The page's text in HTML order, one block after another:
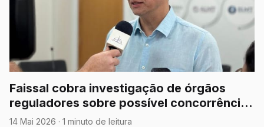
Faissal cobra investigação de órgãos
reguladores sobre possível concorrência
desleal da Energisa no setor solar e pede
14 Mai 2026 · 1 minuto de leitura